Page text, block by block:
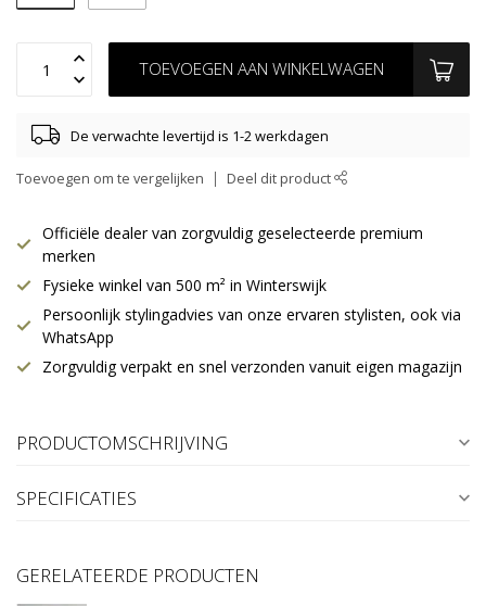
TOEVOEGEN AAN WINKELWAGEN
De verwachte levertijd is 1-2 werkdagen
Toevoegen om te vergelijken Deel dit product
Officiële dealer van zorgvuldig geselecteerde premium
merken
Fysieke winkel van 500 m² in Winterswijk
Persoonlijk stylingadvies van onze ervaren stylisten, ook via
WhatsApp
Zorgvuldig verpakt en snel verzonden vanuit eigen magazijn
PRODUCTOMSCHRIJVING
SPECIFICATIES
GERELATEERDE PRODUCTEN